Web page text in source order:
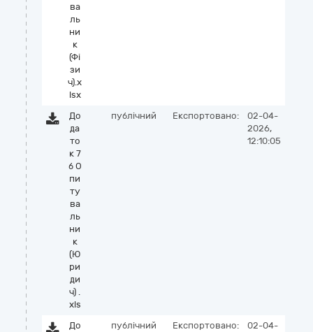
ва
ль
ни
к
(Фі
зи
ч).x
lsx
До
да
то
к 7
б О
пи
ту
ва
ль
ни
к
(Ю
ри
ди
ч) .
xls
публічний Експортовано:
02-04-
2026,
12:10:05
До
публічний Експортовано:
02-04-